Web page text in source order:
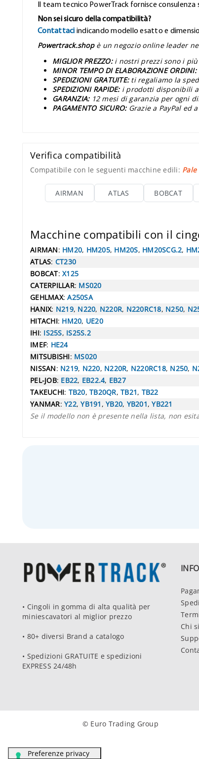
Il team tecnico PowerTrack fornisce
Non sei sicuro della compatibilità?
Contattaci indicando modello esatto e
Powertrack.shop è un negozio online leader
MIGLIOR PREZZO: i nostri prezzi sono i
MINOR TEMPO DI ELABORAZIONE ORDINI:
SPEDIZIONI GRATUITE: ti regaliamo la
SPEDIZIONI RAPIDE: i prodotti disponibili a
GARANZIA: 12 mesi di garanzia per ogni
PAGAMENTO SICURO: Grazie a PayPal
Verifica compatibilità
Compatibile con le seguenti macchine edili:
AIRMAN ATLAS BOBCAT
Macchine compatibili con il
AIRMAN: HM20, HM205, HM20S, HM20SCG.2,
ATLAS: CT230
BOBCAT: X125
CATERPILLAR: MS020
GEHLMAX:A250SA
HANIX: N219, N220, N220R, N220RC18, N250,
HITACHI: HM20, UE20
IHI: IS25S, IS25S.2
IMEF: HE24
MITSUBISHI: MS020
NISSAN: N219, N220, N220R, N220RC18, N250,
PEL-JOB: EB22, EB22.4, EB27
TAKEUCHI: TB20, TB20QR, TB21, TB22
YANMAR: Y22,YB191 , YB20, YB201,YB221
Se il modello non è presente nella lista, non
• Cingoli in gomma di alta qualità per
miniescavatori al miglior prezzo
• 80+ diversi Brand a catalogo
• Spedizioni GRATUITE e spedizioni
EXPRESS 24/48h
Chi
© Euro Trading Group